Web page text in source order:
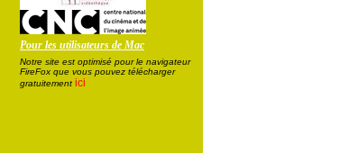
Pour les utilisateurs de Mac
Notre site est optimisé pour le navigateur
FireFox que vous pouvez télécharger
gratuitement ici